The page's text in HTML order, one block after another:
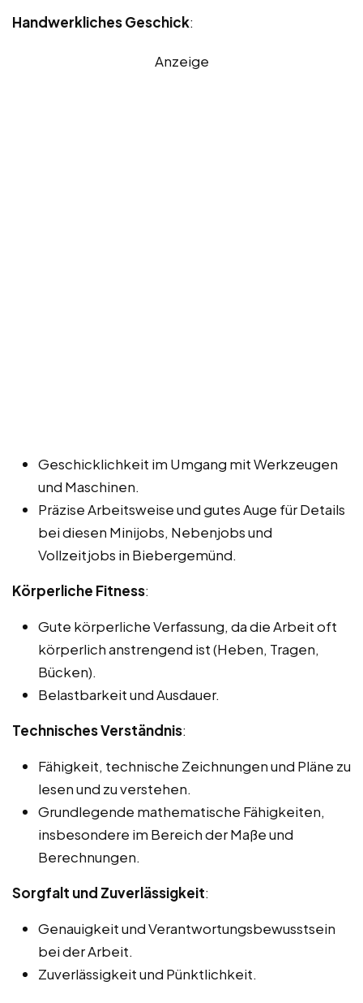
Handwerkliches Geschick:
Anzeige
Geschicklichkeit im Umgang mit Werkzeugen
und Maschinen.
Präzise Arbeitsweise und gutes Auge für Details
bei diesen Minijobs, Nebenjobs und
Vollzeitjobs in Biebergemünd.
Körperliche Fitness:
Gute körperliche Verfassung, da die Arbeit oft
körperlich anstrengend ist (Heben, Tragen,
Bücken).
Belastbarkeit und Ausdauer.
Technisches Verständnis:
Fähigkeit, technische Zeichnungen und Pläne zu
lesen und zu verstehen.
Grundlegende mathematische Fähigkeiten,
insbesondere im Bereich der Maße und
Berechnungen.
Sorgfalt und Zuverlässigkeit:
Genauigkeit und Verantwortungsbewusstsein
bei der Arbeit.
Zuverlässigkeit und Pünktlichkeit.